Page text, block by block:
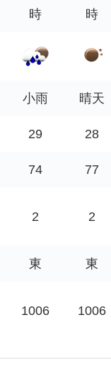
時
時
小雨 晴天
29 28
74 77
2 2
東 東
1006 1006